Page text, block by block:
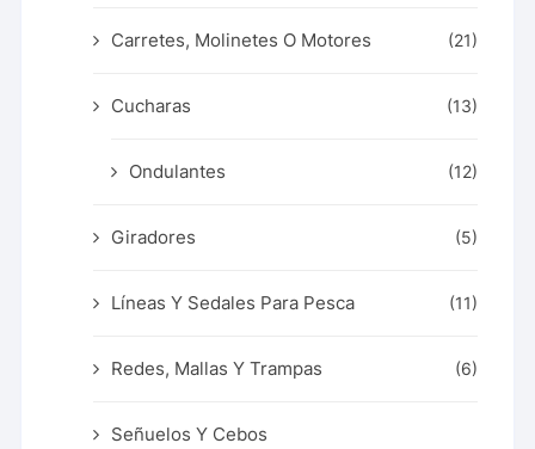
Carretes, Molinetes O Motores (21)
Cucharas (13)
Ondulantes (12)
Giradores (5)
Líneas Y Sedales Para Pesca (11)
Redes, Mallas Y Trampas (6)
Señuelos Y Cebos